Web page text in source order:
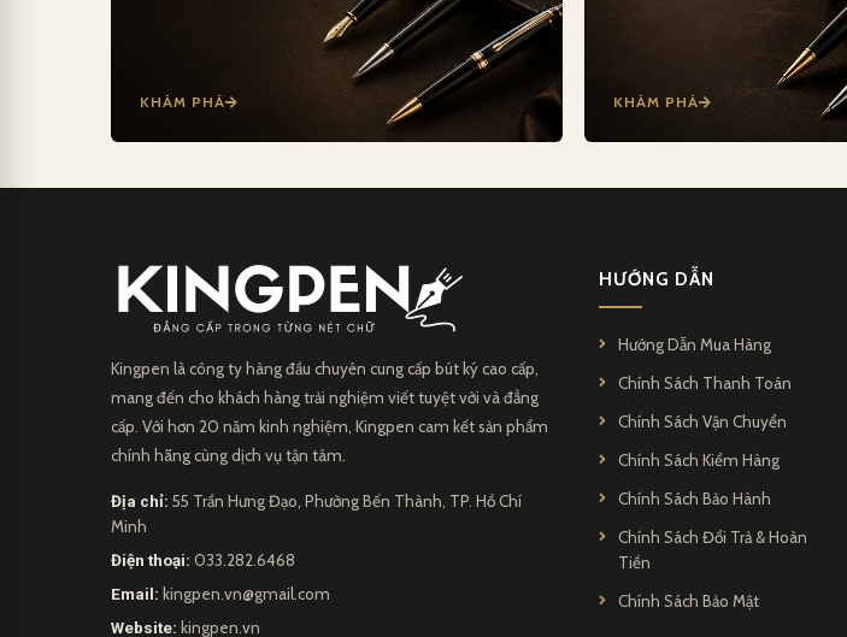
KHÁM PHÁ KHÁM PHÁ
Kingpen là công ty hàng đầu chuyên cung cấp bút ký cao cấp,
mang đến cho khách hàng trải nghiệm viết tuyệt vời và đẳng
cấp. Với hơn 20 năm kinh nghiệm, Kingpen cam kết sản phẩm
chính hãng cùng dịch vụ tận tâm.
Địa chỉ: 55 Trần Hưng Đạo, Phường Bến Thành, TP. Hồ Chí
Minh
Điện thoại: 033.282.6468
Email: kingpen.vn@gmail.com
Website: kingpen.vn
HƯỚNG DẪN
Hướng Dẫn Mua Hàng
Chính Sách Thanh Toán
Chính Sách Vận Chuyển
Chính Sách Kiểm Hàng
Chính Sách Bảo Hành
Chính Sách Đổi Trả & Hoàn
Tiền
Chính Sách Bảo Mật